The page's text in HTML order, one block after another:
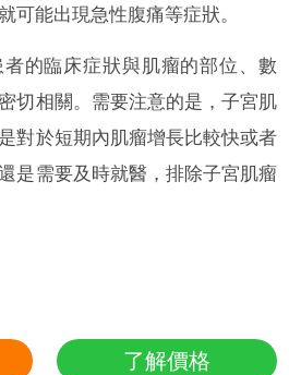
可能出現急性腹痛等症狀。
的臨床症狀與肌瘤的部位、數
切相關。需要注意的是，子宮肌
對於短期內肌瘤增長比較快或者
是需要及時就醫，排除子宮肌瘤
了解價格